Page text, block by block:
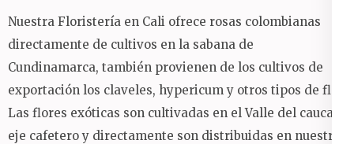
Nuestra Floristería en Cali ofrece rosas colombianas
directamente de cultivos en la sabana de
Cundinamarca, también provienen de los cultivos de
exportación los claveles, hypericum y otros tipos de flor.
Las flores exóticas son cultivadas en el Valle del cauca y
eje cafetero y directamente son distribuidas en nuestro